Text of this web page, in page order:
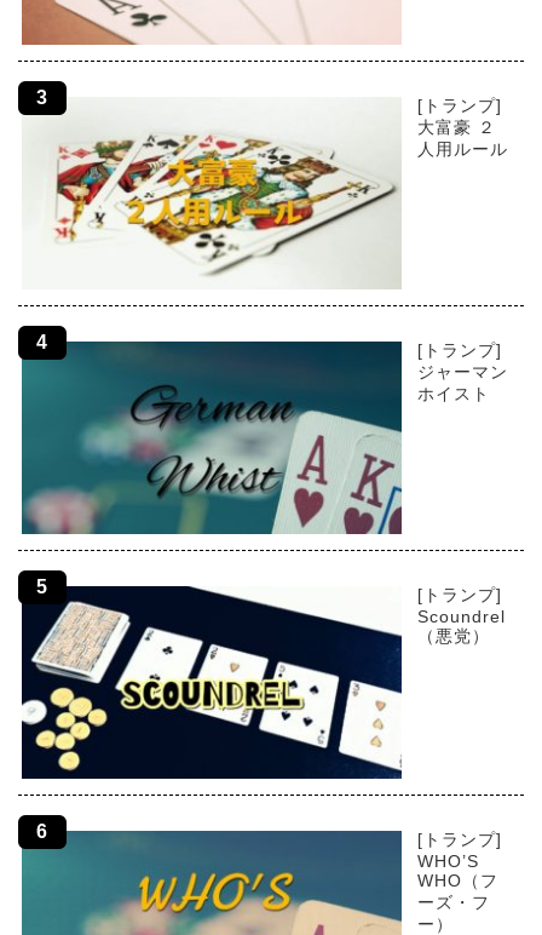
[トランプ]
大富豪 ２
人用ルール
[トランプ]
ジャーマン
ホイスト
[トランプ]
Scoundrel
（悪党）
[トランプ]
WHO’S
WHO（フ
ーズ・フ
ー）